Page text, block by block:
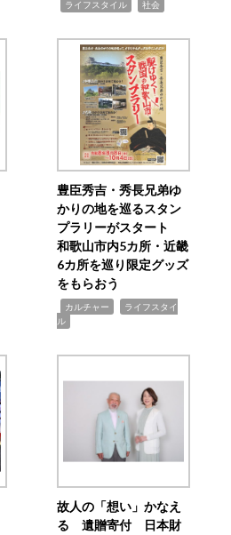
ライフスタイル 社会
豊臣秀吉・秀長兄弟ゆ
かりの地を巡るスタン
プラリーがスタート
和歌山市内5カ所・近畿
6カ所を巡り限定グッズ
をもらおう
カルチャー
ライフスタイ
ル
故人の「想い」かなえ
る 遺贈寄付 日本財